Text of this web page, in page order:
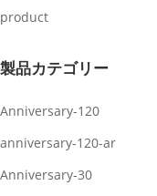
product
製品カテゴリー
Anniversary-120
anniversary-120-ar
Anniversary-30